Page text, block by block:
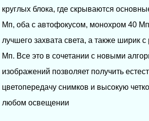
круглых блока, где скрываются
Мп, оба с автофокусом, монохром 40
лучшего захвата света, а также ширик
Мп. Все это в сочетании с новыми
изображений позволяет получить
цветопередачу снимков и высокую
любом освещении